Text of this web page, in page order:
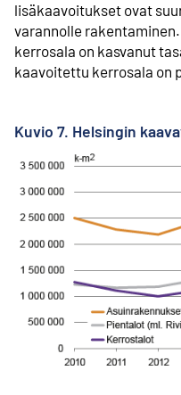
lisäkaavoitukset ovat
varannolle
kerrosala on kasvanut
kaavoitettu kerrosala on
Kuvio 7. Helsingin